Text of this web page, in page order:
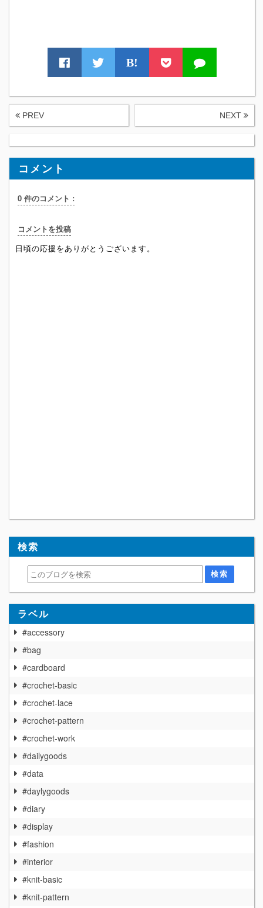
B!
PREV NEXT
コメント
0 件のコメント :
コメントを投稿
日頃の応援をありがとうございます。
検索
ラベル
#accessory
#bag
#cardboard
#crochet-basic
#crochet-lace
#crochet-pattern
#crochet-work
#dailygoods
#data
#daylygoods
#diary
#display
#fashion
#interior
#knit-basic
#knit-pattern